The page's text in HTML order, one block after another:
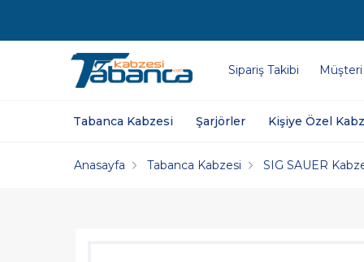
Sipariş Takibi
Tabanca Kabzesi Şarjörler Kişiye Özel
Anasayfa Tabanca Kabzesi SIG SAUER